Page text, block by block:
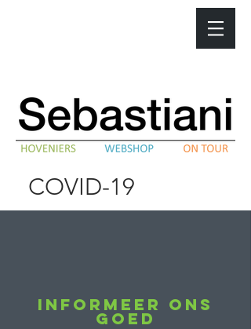
COVID-19
informeer ons
goed